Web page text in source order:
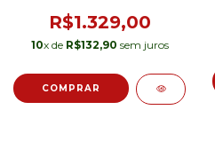
R$1.329,00
10x de R$132,90 sem juros